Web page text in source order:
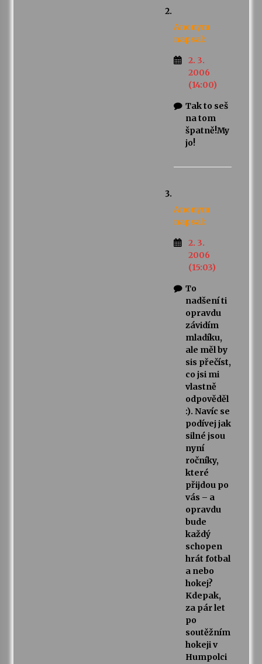
Anonym
napsal:
2. 3.
2006
(14:00)
Tak to seš
na tom
špatně!My
jo!
Anonym
napsal:
2. 3.
2006
(15:03)
To
nadšení ti
opravdu
závidím
mladíku,
ale měl by
sis přečíst,
co jsi mi
vlastně
odpověděl
:). Navíc se
podívej jak
silné jsou
nyní
ročníky,
které
přijdou po
vás – a
opravdu
bude
každý
schopen
hrát fotbal
a nebo
hokej?
Kdepak,
za pár let
po
soutěžním
hokeji v
Humpolci